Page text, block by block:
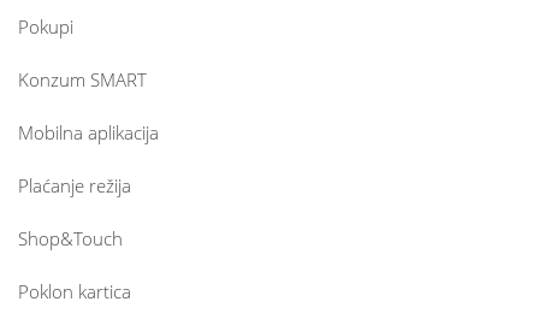
Pokupi
Konzum SMART
Mobilna aplikacija
Plaćanje režija
Shop&Touch
Poklon kartica